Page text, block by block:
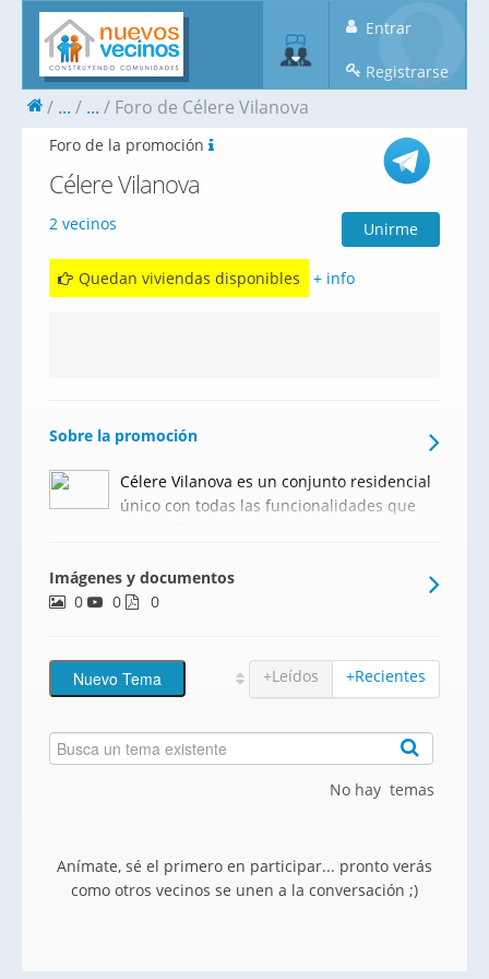
Entrar
Registrarse
... ... Foro de Célere Vilanova
Foro de la promoción
Célere Vilanova
2 vecinos Unirme
Quedan viviendas disponibles + info
Sobre la promoción
Célere Vilanova es un conjunto residencial
único con todas las funcionalidades que
incorpora 124 viviendas de 1, 2, 3 y 4
dormitorios,Célere Vilanova cuenta con la
Imágenes y documentos
0
0 0
+Leídos +Recientes
No hay temas
Anímate, sé el primero en participar... pronto verás
como otros vecinos se unen a la conversación ;)